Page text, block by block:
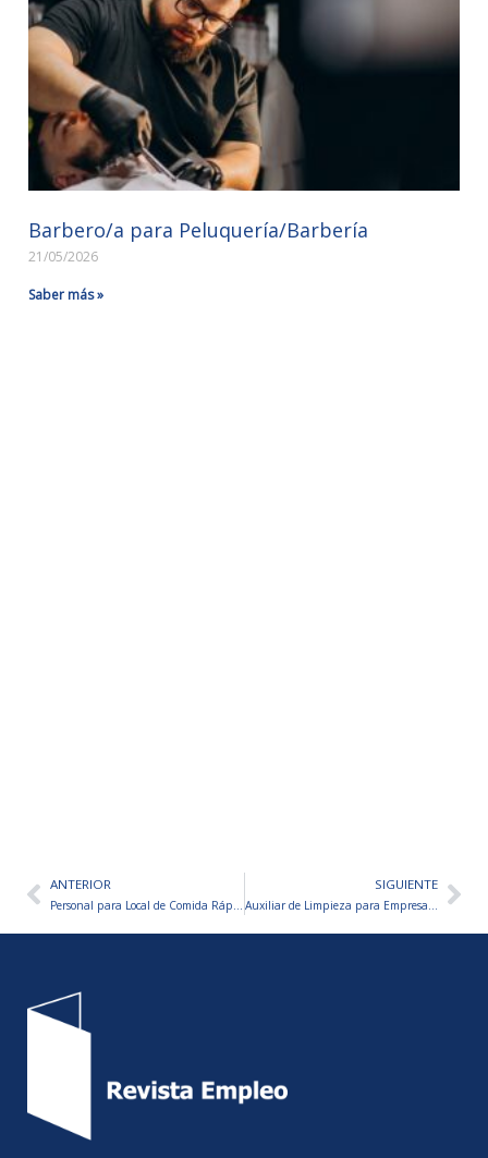
Barbero/a para Peluquería/Barbería
21/05/2026
Saber más »
AntANTERIOR
Personal para Local de Comida Rápida – VARIOS PUESTOS A CUBRIR
SIGUIENTE
Auxiliar de Limpieza para Empresa de Productos Químicos